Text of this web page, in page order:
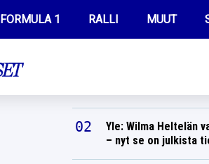
FORMULA 1 RALLI MUUT
Yle: Wilma Heltelän
– nyt se on julkista